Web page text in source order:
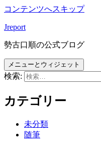
コンテンツへスキップ
Jreport
勢古口順の公式ブログ
メニューとウィジェット
検索:
カテゴリー
未分類
随筆